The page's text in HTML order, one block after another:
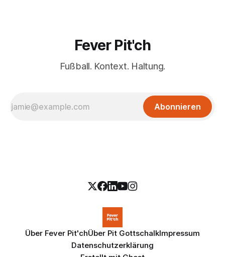
Fever Pit'ch
Fußball. Kontext. Haltung.
Abonnieren
Über Fever Pit'chÜber Pit GottschalkImpressum
Datenschutzerklärung